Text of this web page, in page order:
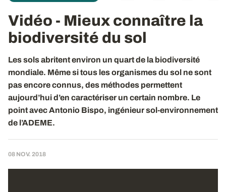
Vidéo - Mieux connaître la
biodiversité du sol
Les sols abritent environ un quart de la biodiversité
mondiale. Même si tous les organismes du sol ne sont
pas encore connus, des méthodes permettent
aujourd’hui d’en caractériser un certain nombre. Le
point avec Antonio Bispo, ingénieur sol-environnement
de l’ADEME.
08 NOV. 2018